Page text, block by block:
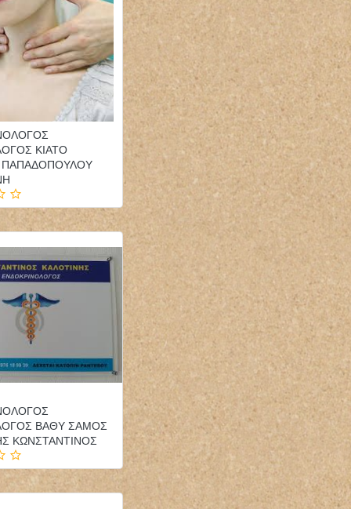
ΚΙΑΤΟ
ΠΑΠΑΔΟΠΟΥΛΟΥ
ΒΑΘΥ ΣΑΜΟΣ
ΚΩΝΣΤΑΝΤΙΝΟΣ